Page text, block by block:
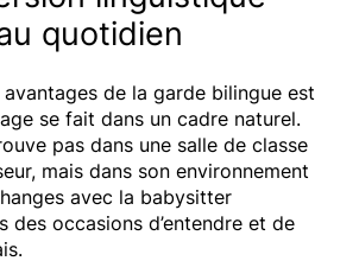
quotidien
avantages de la garde bilingue est
se fait dans un cadre naturel.
pas dans une salle de classe
mais dans son environnement
avec la babysitter
des occasions d’entendre et de